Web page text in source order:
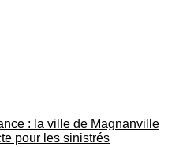
: la ville de Magnanville
pour les sinistrés